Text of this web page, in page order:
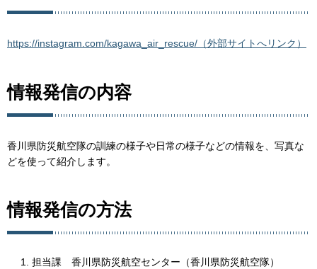
https://instagram.com/kagawa_air_rescue/（外部サイトへリンク）
情報発信の内容
香川県防災航空隊の訓練の様子や日常の様子などの情報を、写真な
どを使って紹介します。
情報発信の方法
担当課 香川県防災航空センター（香川県防災航空隊）